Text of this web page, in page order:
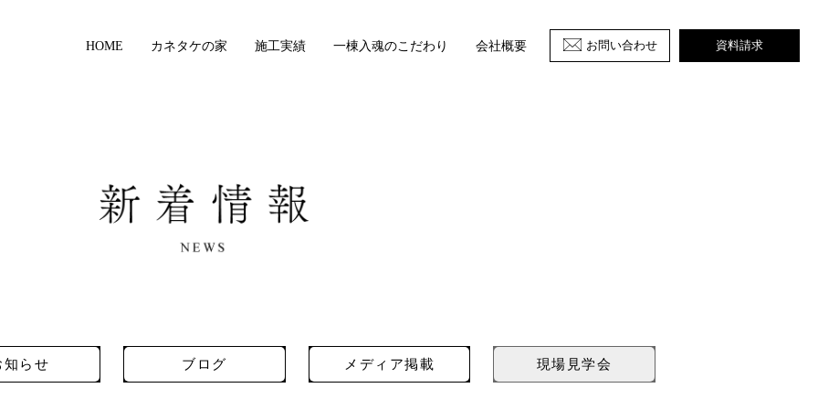
HOME カネタケの家 施工実績 一棟入魂のこだわり 会社概要 お問い合わせ 資料請求
知らせ ブログ メディア掲載 現場見学会